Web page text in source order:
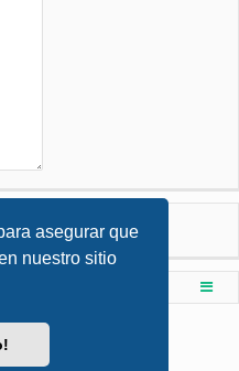
asegurar que
nuestro sitio
Software © phpBB Limited
3.3 por MrGaby
phpBB España